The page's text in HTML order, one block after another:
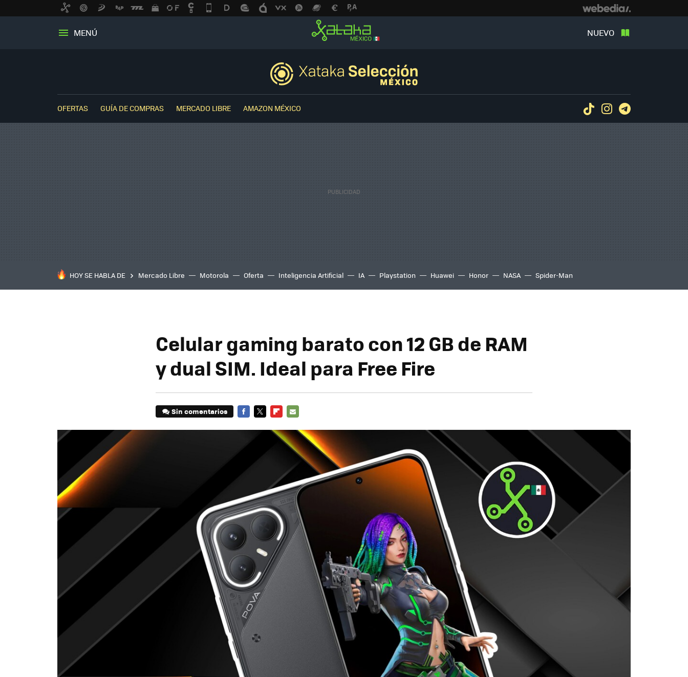
MENÚ NUEVO
OFERTAS GUÍA DE COMPRAS MERCADO LIBRE AMAZON MÉXICO TiktokInstagram
HOY SE HABLA DE Mercado Libre Motorola Oferta Inteligencia Artificial IA Playstation Huawei Honor NASA Spider-Man
Celular gaming barato con 12 GB de RAM
y dual SIM. Ideal para Free Fire
Sin comentarios
MAIL